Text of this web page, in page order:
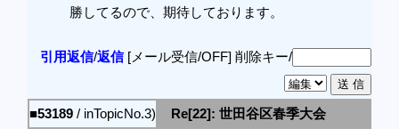
勝してるので、期待しております。
引用返信/返信[メール受信/OFF] 削除キー/
■53189 / inTopicNo.3)
Re[22]: 世田谷区春季大会